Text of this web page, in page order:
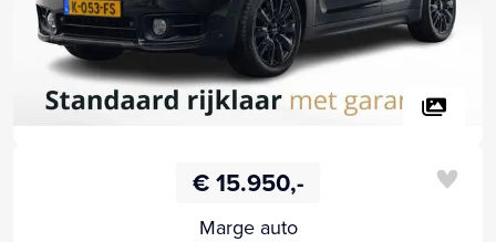
€ 15.950,-
Marge auto